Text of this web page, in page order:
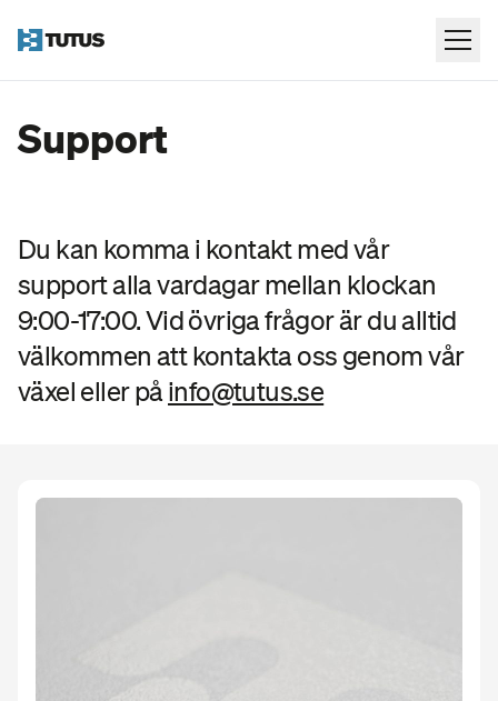
Support
Du kan komma i kontakt med vår
support alla vardagar mellan klockan
9:00-17:00. Vid övriga frågor är du alltid
välkommen att kontakta oss genom vår
växel eller på info@tutus.se